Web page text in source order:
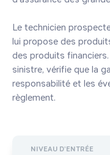
Le technicien
lui propose des
des produits
sinistre, vérifie que la
responsabilité et les
règlement.
NIVEAU D'ENTRÉE